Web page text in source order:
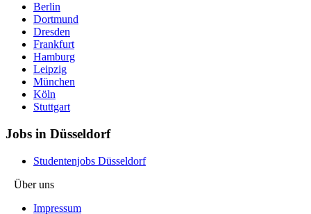
Berlin
Dortmund
Dresden
Frankfurt
Hamburg
Leipzig
München
Köln
Stuttgart
Jobs in Düsseldorf
Studentenjobs Düsseldorf
Über uns
Impressum